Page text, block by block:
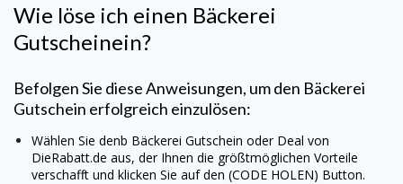
Wie löse ich einen Bäckerei
Gutscheinein?
Befolgen Sie diese Anweisungen, um den Bäckerei
Gutschein erfolgreich einzulösen:
Wählen Sie denb Bäckerei Gutschein oder Deal von
DieRabatt.de aus, der Ihnen die größtmöglichen Vorteile
verschafft und klicken Sie auf den (CODE HOLEN) Button.